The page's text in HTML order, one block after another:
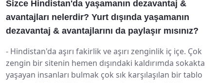
Sizce Hindistan'da yaşamanın dezavantaj &
avantajları nelerdir? Yurt dışında yaşamanın
dezavantaj & avantajlarını da paylaşır mısınız?
- Hindistan'da aşırı fakirlik ve aşırı zenginlik iç içe. Çok
zengin bir sitenin hemen dışındaki kaldırımda sokakta
yaşayan insanları bulmak çok sık karşılaşılan bir tablo